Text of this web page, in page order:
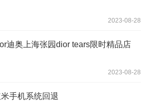
2023-08-28
迪奥上海张园dior tears限时精品店
2023-08-28
手机系统回退